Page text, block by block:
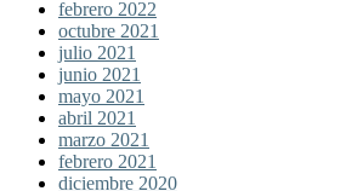
febrero 2022
octubre 2021
julio 2021
junio 2021
mayo 2021
abril 2021
marzo 2021
febrero 2021
diciembre 2020